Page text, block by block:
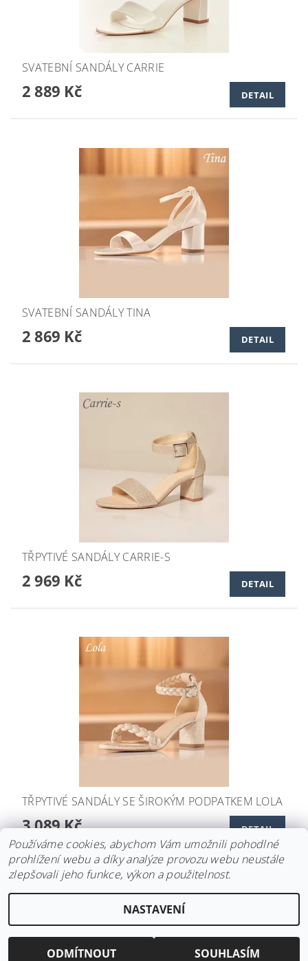
SVATEBNÍ SANDÁLY CARRIE
2 889 Kč DETAIL
SVATEBNÍ SANDÁLY TINA
2 869 Kč DETAIL
TŘPYTIVÉ SANDÁLY CARRIE-S
2 969 Kč DETAIL
TŘPYTIVÉ SANDÁLY SE ŠIROKÝM PODPATKEM LOLA
3 089 Kč DETAIL
Svatební doplňky BRIANNA , všechna práva vyhrazena
cookies
Používáme cookies, abychom Vám umožnili pohodlné
prohlížení webu a díky analýze provozu webu neustále
zlepšovali jeho funkce, výkon a použitelnost.
NASTAVENÍ
ODMÍTNOUT SOUHLASÍM